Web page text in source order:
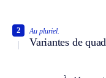
Au pluriel.
Variantes de
2